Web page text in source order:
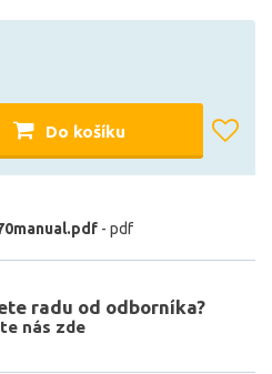
Do košíku
- pdf
radu od odborníka?
nás zde